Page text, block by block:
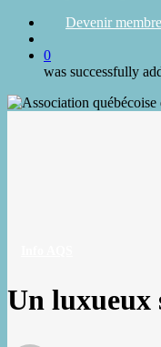
Devenir membre
0
was successfully
Un luxueux